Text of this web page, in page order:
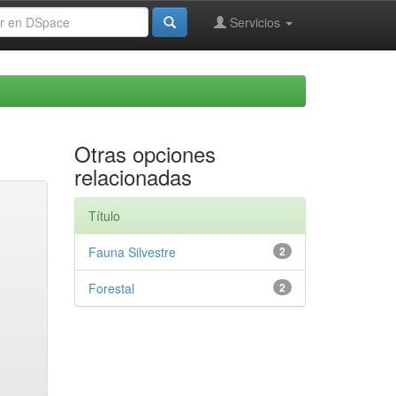
Servicios
Otras opciones
relacionadas
Título
2
Fauna Silvestre
2
Forestal